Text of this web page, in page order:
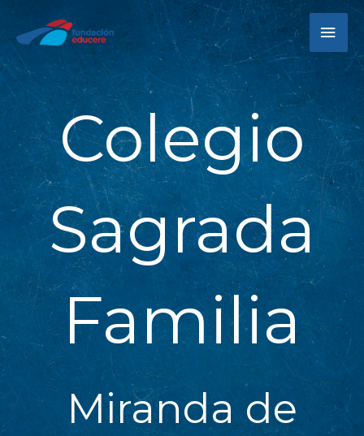
contenido
Colegio
Sagrada
Familia
Miranda de